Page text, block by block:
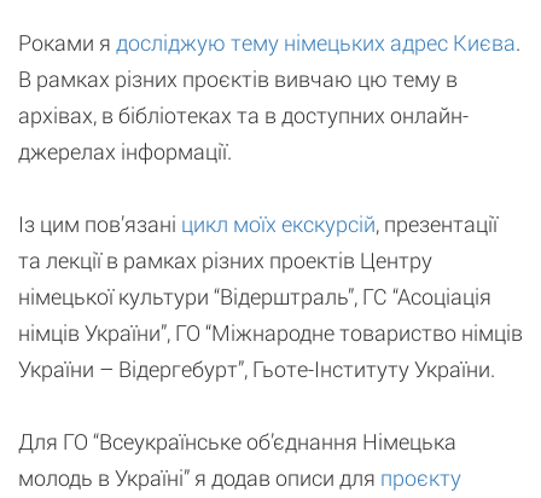
Роками я досліджую тему німецьких адрес Києва.
В рамках різних проєктів вивчаю цю тему в
архівах, в бібліотеках та в доступних онлайн-
джерелах інформації.
Із цим пов’язані цикл моїх екскурсій, презентації
та лекції в рамках різних проектів Центру
німецької культури “Відерштраль”, ГС “Асоціація
німців України”, ГО “Міжнародне товариство німців
України – Відергебурт”, Гьоте-Інституту України.
Для ГО “Всеукраїнське об’єднання Німецька
молодь в Україні” я додав описи для проєкту